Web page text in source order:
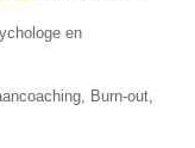
en
Burn-out,